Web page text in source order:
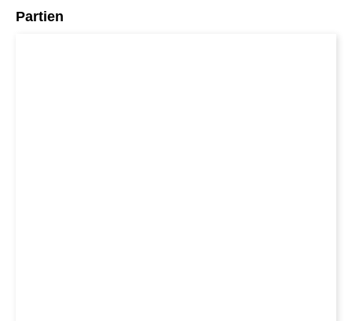
Partien